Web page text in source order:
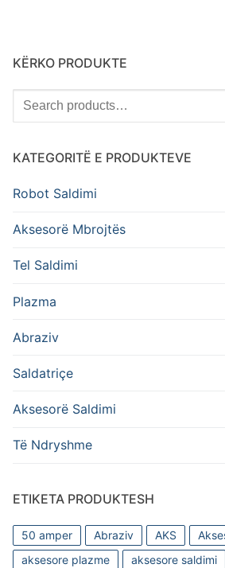
KËRKO PRODUKTE
Search
for:
KATEGORITË E PRODUKTEVE
Robot Saldimi
Aksesorë Mbrojtës
Tel Saldimi
Plazma
Abraziv
Saldatriçe
Aksesorë Saldimi
Të Ndryshme
ETIKETA PRODUKTESH
50 amper Abraziv AKS
aksesore plazme
aksesore saldimi